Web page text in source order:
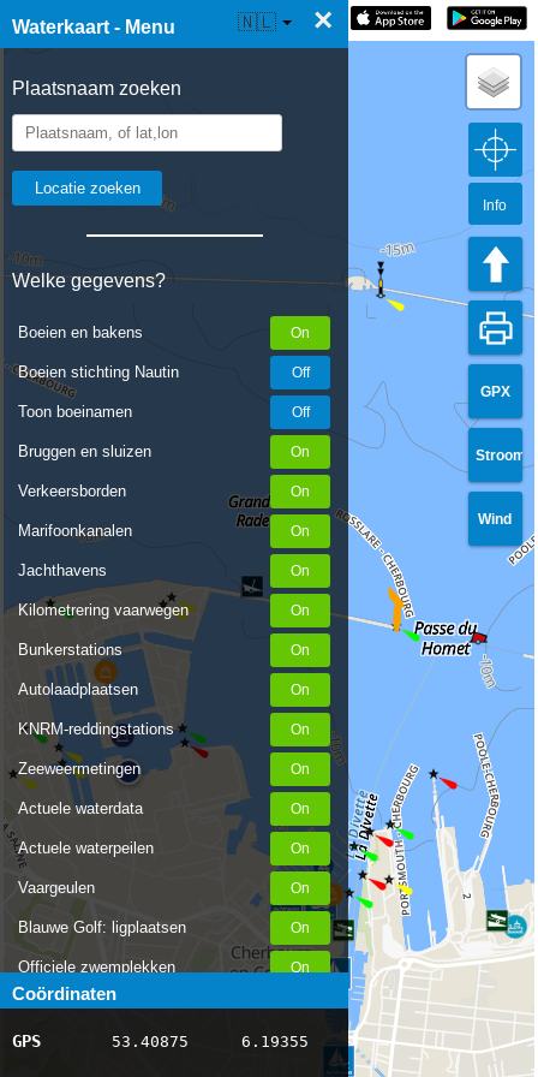
Waterkaart - Menu ×
Plaatsnaam zoeken
Welke gegevens?
Boeien en bakens
Boeien stichting Nautin
Toon boeinamen
Bruggen en sluizen
Verkeersborden
Marifoonkanalen
Jachthavens
Kilometrering vaarwegen
Bunkerstations
Autolaadplaatsen
KNRM-reddingstations
Zeeweermetingen
Actuele waterdata
Actuele waterpeilen
Vaargeulen
Blauwe Golf: ligplaatsen
Officiele zwemplekken
Stremmingen/hinder
AIS scheepsposities
Coördinaten
GPS 53.40875 6.19355
☰ Waterkaart Live 🇳🇱
GPX
Stroom
Wind
Info